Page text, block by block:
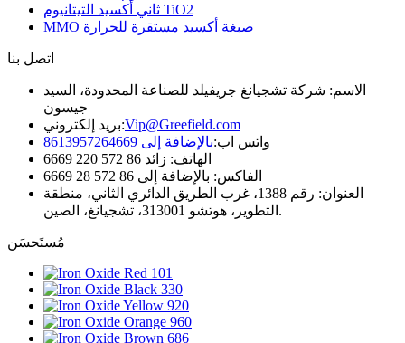
ثاني أكسيد التيتانيوم TiO2
MMO صبغة أكسيد مستقرة للحرارة
اتصل بنا
الاسم: شركة تشجيانغ جريفيلد للصناعة المحدودة، السيد
جيسون
بريد إلكتروني:Vip@Greefield.com
واتس اب:بالإضافة إلى 8613957264669
الهاتف: زائد 86 572 220 6669
الفاكس: بالإضافة إلى 86 572 28 6669
العنوان: رقم 1388، غرب الطريق الدائري الثاني، منطقة
التطوير، هوتشو 313001، تشجيانغ، الصين.
مُستَحسَن